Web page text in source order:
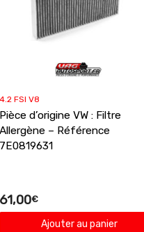
4.2 FSI V8
Pièce d’origine VW : Filtre
Allergène – Référence
7E0819631
61,00€
Ajouter au panier